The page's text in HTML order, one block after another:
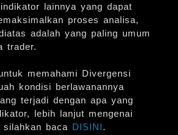
lainnya yang dapat
proses analisa,
adalah yang paling umum
trader.
memahami Divergensi
kondisi berlawanannya
terjadi dengan apa yang
lebih lanjut mengenai
baca DISINI.